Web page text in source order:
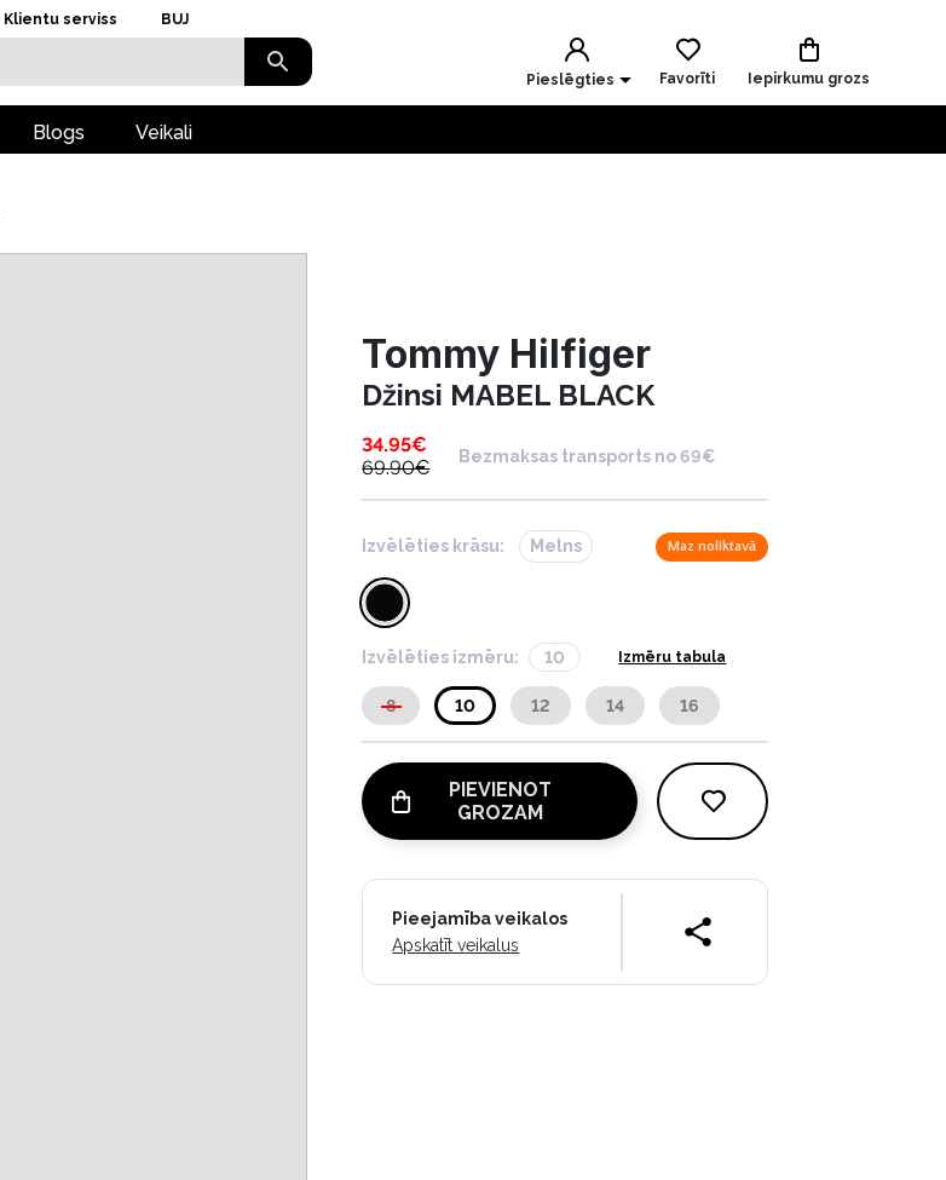
Klientu serviss BUJ
Pieslēgties Favorīti Iepirkumu grozs
Blogs Veikali
Tommy Hilfiger
Džinsi MABEL BLACK
34.95€
69.90€
Bezmaksas transports no 69€
Izvēlēties krāsu: Melns Maz noliktavā
Izvēlēties izmēru: 10 Izmēru tabula
8 10 12 14 16
PIEVIENOT
GROZAM
Pieejamība veikalos
Apskatīt veikalus